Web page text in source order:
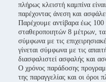
πλήρως κλειστή καμπίνα
παρέχοντας άνεση και
Παρέχουμε αντίβαρα έως 100
σταθεροποιητών 8 μέτρων,
σύμφωνα με τις
γίνεται σύμφωνα με τις
διασφαλιστεί ασφαλής και
Ο χρόνος παράδοσης
της παραγγελίας και οι όροι